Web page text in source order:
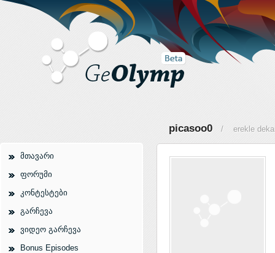
მთავარი
ფორუმი
კონტესტები
გარჩევა
ვიდეო გარჩევა
Bonus Episodes
picasoo0 / erekle